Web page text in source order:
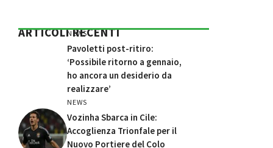
ARTICOLI RECENTI
NEWS
Pavoletti post-ritiro:
‘Possibile ritorno a gennaio,
ho ancora un desiderio da
realizzare’
NEWS
Vozinha Sbarca in Cile:
Accoglienza Trionfale per il
Nuovo Portiere del Colo